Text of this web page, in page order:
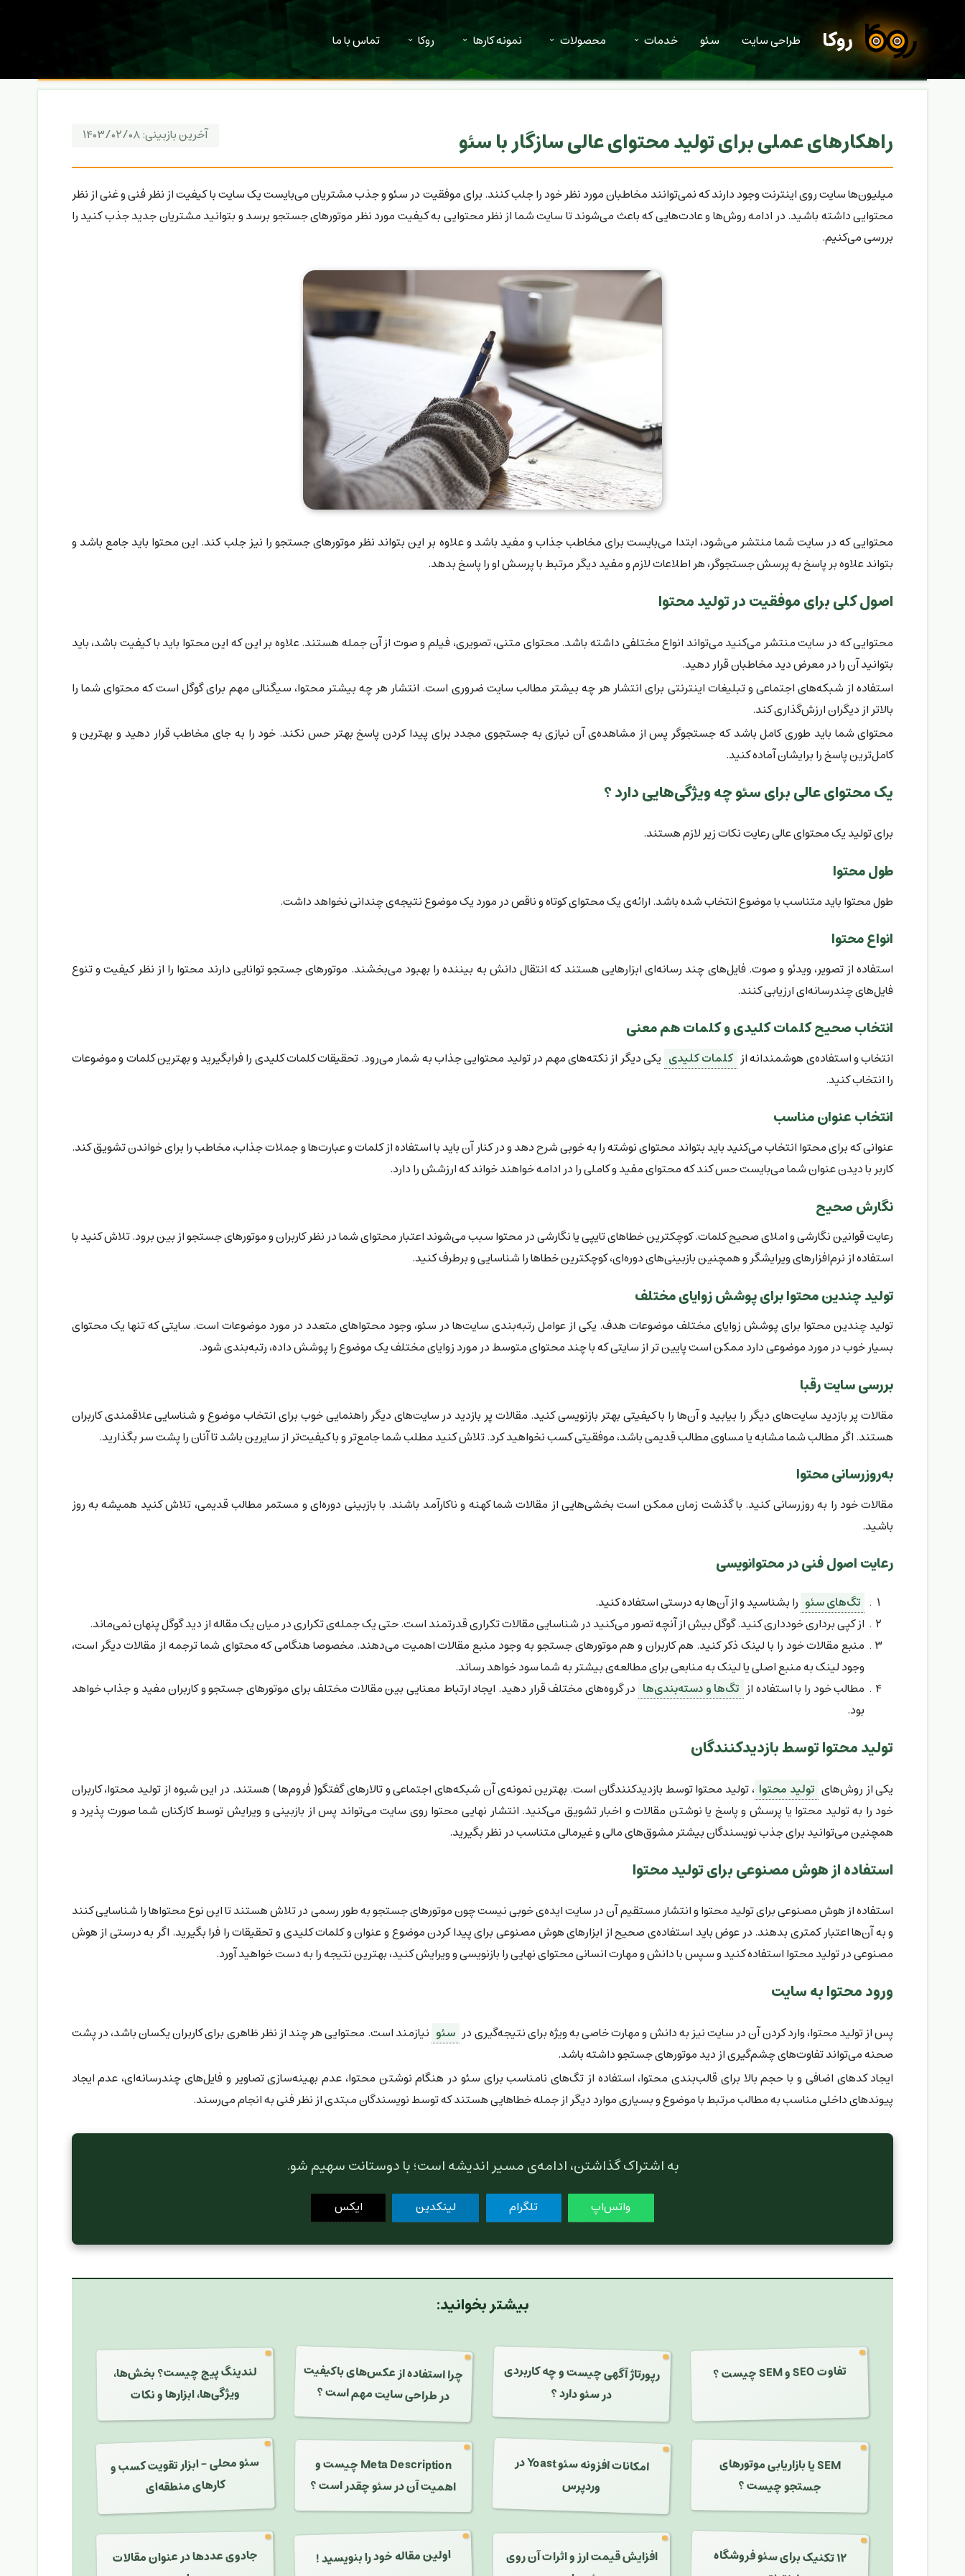
روکا طراحی سایت سئو خدمات محصولات نمونه کارها روکا تماس با ما
آخرین بازبینی:۱۴۰۳/۰۲/۰۸ راهکارهای عملی برای تولید محتوای عالی سازگار با سئو
میلیون‌ها سایت روی اینترنت وجود دارند که نمی‌توانند مخاطبان مورد نظر خود را جلب کنند. برای موفقیت در سئو و جذب مشتریان می‌بایست یک سایت با کیفیت از نظر فنی و غنی از نظر
محتوایی داشته باشید. در ادامه روش‌ها و عادت‌هایی که باعث می‌شوند تا سایت شما از نظر محتوایی به کیفیت مورد نظر موتورهای جستجو برسد و بتوانید مشتریان جدید جذب کنید را
بررسی می‌کنیم.
محتوایی که در سایت شما منتشر می‌شود، ابتدا می‌بایست برای مخاطب جذاب و مفید باشد و علاوه بر این بتواند نظر موتورهای جستجو را نیز جلب کند. این محتوا باید جامع باشد و
بتواند علاوه بر پاسخ به پرسش جستجوگر، هر اطلاعات لازم و مفید دیگر مرتبط با پرسش او را پاسخ بدهد.
اصول کلی برای موفقیت در تولید محتوا
محتوایی که در سایت منتشر می‌کنید می‌تواند انواع مختلفی داشته باشد. محتوای متنی، تصویری، فیلم و صوت از آن جمله هستند. علاوه بر این که این محتوا باید با کیفیت باشد، باید
بتوانید آن را در معرض دید مخاطبان قرار دهید.
استفاده از شبکه‌های اجتماعی و تبلیغات اینترنتی برای انتشار هر چه بیشتر مطالب سایت ضروری است. انتشار هر چه بیشتر محتوا، سیگنالی مهم برای گوگل است که محتوای شما را
بالاتر از دیگران ارزش‌گذاری کند.
محتوای شما باید طوری کامل باشد که جستجوگر پس از مشاهده‌ی آن نیازی به جستجوی مجدد برای پیدا کردن پاسخ بهتر حس نکند. خود را به جای مخاطب قرار دهید و بهترین و
کامل‌ترین پاسخ را برایشان آماده کنید.
یک محتوای عالی برای سئو چه ویژگی‌هایی دارد ؟
برای تولید یک محتوای عالی رعایت نکات زیر لازم هستند.
طول محتوا
طول محتوا باید متناسب با موضوع انتخاب شده باشد. ارائه‌ی یک محتوای کوتاه و ناقص در مورد یک موضوع نتیجه‌ی چندانی نخواهد داشت.
انواع محتوا
استفاده از تصویر، ویدئو و صوت. فایل‌های چند رسانه‌ای ابزارهایی هستند که انتقال دانش به بیننده را بهبود می‌بخشند. موتورهای جستجو توانایی دارند محتوا را از نظر کیفیت و تنوع
فایل‌های چندرسانه‌ای ارزیابی کنند.
انتخاب صحیح کلمات کلیدی و کلمات هم معنی
انتخاب و استفاده‌ی هوشمندانه از کلمات کلیدی یکی دیگر از نکته‌‌های مهم در تولید محتوایی جذاب به شمار می‌رود. تحقیقات کلمات کلیدی را فرابگیرید و بهترین کلمات و موضوعات
را انتخاب کنید.
انتخاب عنوان مناسب
عنوانی که برای محتوا انتخاب می‌کنید باید بتواند محتوای نوشته را به خوبی شرح دهد و در کنار آن باید با استفاده از کلمات و عبارت‌ها و جملات جذاب، مخاطب را برای خواندن تشویق کند.
کاربر با دیدن عنوان شما می‌بایست حس کند که محتوای مفید و کاملی را در ادامه خواهند خواند که ارزشش را دارد.
نگارش صحیح
رعایت قوانین نگارشی و املای صحیح کلمات. کوچکترین خطاهای تایپی یا نگارشی در محتوا سبب می‌شوند اعتبار محتوای شما در نظر کاربران و موتورهای جستجو از بین برود. تلاش کنید با
استفاده از نرم‌افزارهای ویرایشگر و همچنین بازبینی‌های دوره‌ای، کوچکترین خطاها را شناسایی و برطرف کنید.
تولید چندین محتوا برای پوشش زوایای مختلف
تولید چندین محتوا برای پوشش زوایای مختلف موضوعات هدف. یکی از عوامل رتبه‌بندی سایت‌ها در سئو، وجود محتواهای متعدد در مورد موضوعات است. سایتی که تنها یک محتوای
بسیار خوب در مورد موضوعی دارد ممکن است پایین تر از سایتی که با چند محتوای متوسط در مورد زوایای مختلف یک موضوع را پوشش داده، رتبه‌بندی شود.
بررسی سایت رقبا
مقالات پر بازدید سایت‌های دیگر را بیابید و آن‌ها را با کیفیتی بهتر بازنویسی کنید. مقالات پر بازدید در سایت‌های دیگر راهنمایی خوب برای انتخاب موضوع و شناسایی علاقمندی کاربران
هستند. اگر مطالب شما مشابه یا مساوی مطالب قدیمی باشد، موفقیتی کسب نخواهید کرد. تلاش کنید مطلب شما جامع‌تر و با کیفیت‌تر از سایرین باشد تا آنان را پشت سر بگذارید.
به‌روزرسانی محتوا
مقالات خود را به روزرسانی کنید. با گذشت زمان ممکن است بخشی‌هایی از مقالات شما کهنه و ناکارآمد باشند. با بازبینی دوره‌ای و مستمر مطالب قدیمی، تلاش کنید همیشه به روز
باشید.
رعایت اصول فنی در محتوا‌نویسی
تگ‌های سئو را بشناسید و از آن‌ها به درستی استفاده کنید.
از کپی برداری خودداری کنید. گوگل بیش از آنچه تصور می‌کنید در شناسایی مقالات تکراری قدرتمند است. حتی یک جمله‌ی تکراری در میان یک مقاله از دید گوگل پنهان نمی‌ماند.
منبع مقالات خود را با لینک ذکر کنید. هم کاربران و هم موتورهای جستجو به وجود منبع مقالات اهمیت می‌دهند. مخصوصا هنگامی که محتوای شما ترجمه از مقالات دیگر است،
وجود لینک به منبع اصلی یا لینک به منابعی برای مطالعه‌ی بیشتر به شما سود خواهد رساند.
مطالب خود را با استفاده از تگ‌ها و دسته‌بندی‌ها در گروه‌های مختلف قرار دهید. ایجاد ارتباط معنایی بین مقالات مختلف برای موتورهای جستجو و کاربران مفید و جذاب خواهد
بود.
تولید محتوا توسط بازدیدکنندگان
یکی از روش‌های تولید محتوا ، تولید محتوا توسط بازدیدکنندگان است. بهترین نمونه‌ی آن شبکه‌های اجتماعی و تالارهای گفتگو( فروم‌ها ) هستند. در این شبوه از تولید محتوا، کاربران
خود را به تولید محتوا یا پرسش و پاسخ یا نوشتن مقالات و اخبار تشویق می‌کنید. انتشار نهایی محتوا روی سایت می‌تواند پس از بازبینی و ویرایش توسط کارکنان شما صورت پذیرد و
همچنین می‌توانید برای جذب نویسندگان بیشتر مشوق‌های مالی و غیرمالی متناسب در نظر بگیرید.
استفاده از هوش مصنوعی برای تولید محتوا
استفاده از هوش مصنوعی برای تولید محتوا و انتشار مستقیم آن در سایت ایده‌ی خوبی نیست چون موتورهای جستجو به طور رسمی در تلاش هستند تا این نوع محتواها را شناسایی کنند
و به آن‌ها اعتبار کمتری بدهند. در عوض باید استفاده‌ی صحیح از ابزارهای هوش مصنوعی برای پیدا کردن موضوع و عنوان و کلمات کلیدی و تحقیقات را فرا بگیرید. اگر به درستی از هوش
مصنوعی در تولید محتوا استفاده کنید و سپس با دانش و مهارت انسانی محتوای نهایی را بازنویسی و ویرایش کنید، بهترین نتیجه را به دست خواهید آورد.
ورود محتوا به سایت
پس از تولید محتوا، وارد کردن آن در سایت نیز به دانش و مهارت خاصی به ویژه برای نتیجه‌گیری در سئو نیازمند است. محتوایی هر چند از نظر ظاهری برای کاربران یکسان باشد، در پشت
صحنه می‌تواند تفاوت‌های چشم‌گیری از دید موتورهای جستجو داشته باشد.
ایجاد کدهای اضافی و با حجم بالا برای قالب‌بندی محتوا، استفاده از تگ‌های نامناسب برای سئو در هنگام نوشتن محتوا، عدم بهینه‌سازی تصاویر و فایل‌های چندرسانه‌ای، عدم ایجاد
پیوندهای داخلی مناسب به مطالب مرتبط با موضوع و بسیاری موارد دیگر از جمله خطاهایی هستند که توسط نویسندگان مبتدی از نظر فنی به انجام می‌رسند.
به اشتراک گذاشتن، ادامه‌ی مسیر اندیشه است؛ با دوستانت سهیم شو.
واتس‌اپ تلگرام لینکدین ایکس
بیشتر بخوانید:
تفاوت SEO و SEM چیست ؟ رپورتاژ آگهی چیست و چه کاربردی
در سئو دارد ؟
چرا استفاده از عکس‌های باکیفیت
در طراحی سایت مهم است ؟
لندینگ پیج چیست؟ بخش‌ها،
ویژگی‌ها، ابزارها و نکات
SEM یا بازاریابی موتورهای
جستجو چیست ؟
امکانات افزونه سئو Yoast در
وردپرس
Meta Description چیست و
اهمیت آن در سئو چقدر است ؟
سئو محلی - ابزار تقویت کسب و
کارهای منطقه‌ای
۱۲ تکنیک برای سئو فروشگاه افزایش قیمت ارز و اثرات آن روی اولین مقاله خود را بنویسید ! جادوی عددها در عنوان مقالات